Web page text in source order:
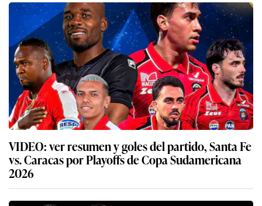
VIDEO: ver resumen y goles del partido, Santa Fe
vs. Caracas por Playoffs de Copa Sudamericana
2026